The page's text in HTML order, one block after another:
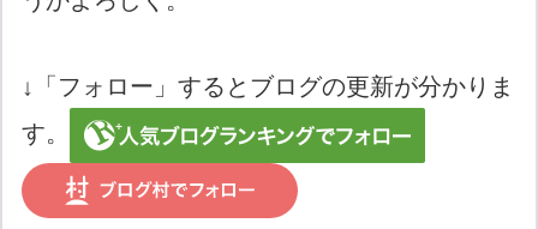
↓「フォロー」するとブログの更新が分かりま
す。